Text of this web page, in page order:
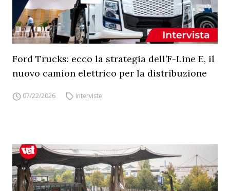
Ford Trucks: ecco la strategia dell’F-Line E, il
nuovo camion elettrico per la distribuzione
07/22/2026 Interviste